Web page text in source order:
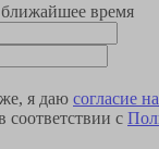
время
я даю согласие
соответствии с